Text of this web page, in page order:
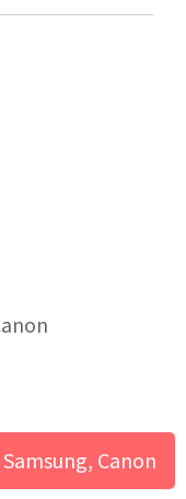
Canon